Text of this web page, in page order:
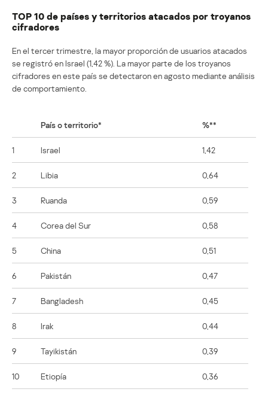
TOP 10 de países y territorios atacados por troyanos
cifradores
En el tercer trimestre, la mayor proporción de usuarios atacados
se registró en Israel (1,42 %). La mayor parte de los troyanos
cifradores en este país se detectaron en agosto mediante análisis
de comportamiento.
País o territorio* %**
1 Israel 1,42
2 Libia 0,64
3 Ruanda 0,59
4 Corea del Sur 0,58
5 China 0,51
6 Pakistán 0,47
7 Bangladesh 0,45
8 Irak 0,44
9 Tayikistán 0,39
10 Etiopía 0,36